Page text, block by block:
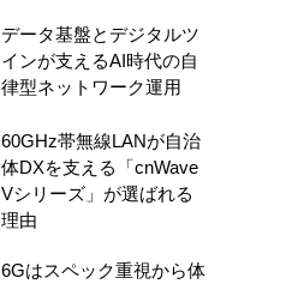
データ基盤とデジタルツ
インが支えるAI時代の自
律型ネットワーク運用
60GHz帯無線LANが自治
体DXを支える「cnWave
Vシリーズ」が選ばれる
理由
6Gはスペック重視から体